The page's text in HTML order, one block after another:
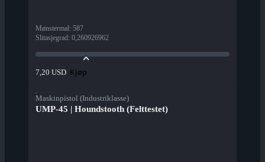
Mønstermal: 587
Slitasjegrad: 0,260926962
7,20 USD Kjøp
Maskinpistol (Industriklasse)
UMP-45 | Houndstooth (Felttestet)